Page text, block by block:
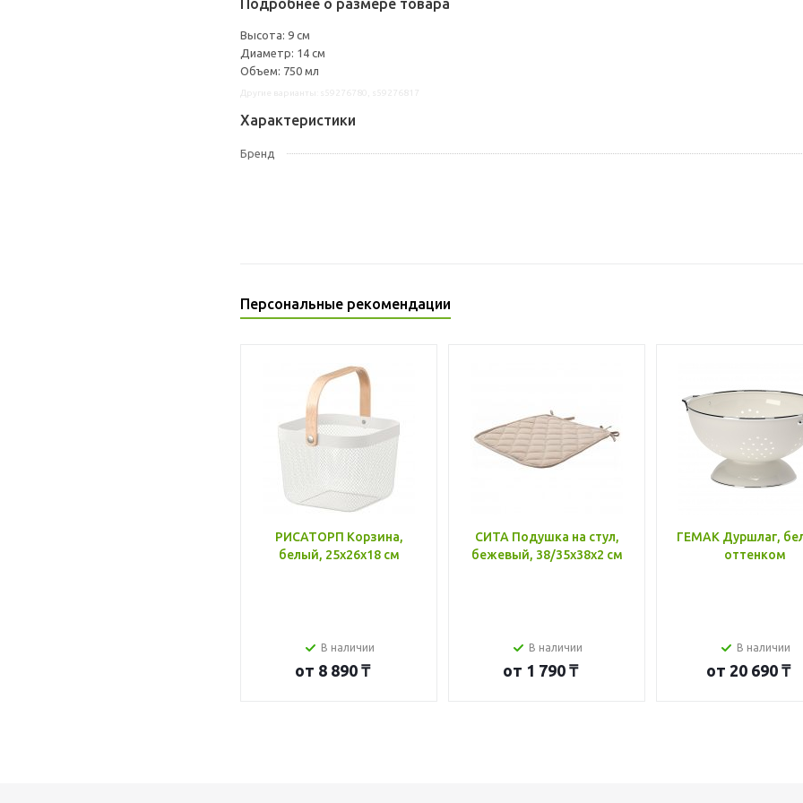
Подробнее о размере товара
Высота: 9 см
Диаметр: 14 см
Объем: 750 мл
Характеристики
Бренд
Персональные рекомендации
РИСАТОРП Корзина,
белый, 25x26x18 см
В наличии
от 8 890 ₸
СИТА Подушка на стул,
бежевый, 38/35x38x2 см
В наличии
от 1 790 ₸
ГЕМАК Дуршлаг,
оттенком
В наличии
от 20 690 ₸